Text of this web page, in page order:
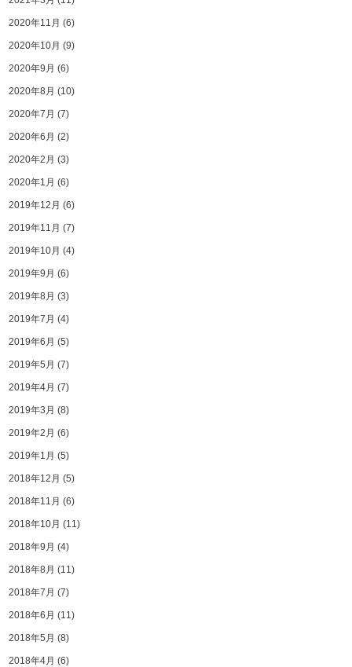
2020年11月 (6)
2020年10月 (9)
2020年9月 (6)
2020年8月 (10)
2020年7月 (7)
2020年6月 (2)
2020年2月 (3)
2020年1月 (6)
2019年12月 (6)
2019年11月 (7)
2019年10月 (4)
2019年9月 (6)
2019年8月 (3)
2019年7月 (4)
2019年6月 (5)
2019年5月 (7)
2019年4月 (7)
2019年3月 (8)
2019年2月 (6)
2019年1月 (5)
2018年12月 (5)
2018年11月 (6)
2018年10月 (11)
2018年9月 (4)
2018年8月 (11)
2018年7月 (7)
2018年6月 (11)
2018年5月 (8)
2018年4月 (6)